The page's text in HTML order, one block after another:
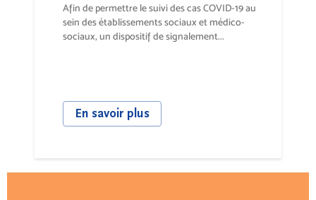
Afin de permettre le suivi des cas COVID-19 au
sein des établissements sociaux et médico-
sociaux, un dispositif de signalement...
En savoir plus